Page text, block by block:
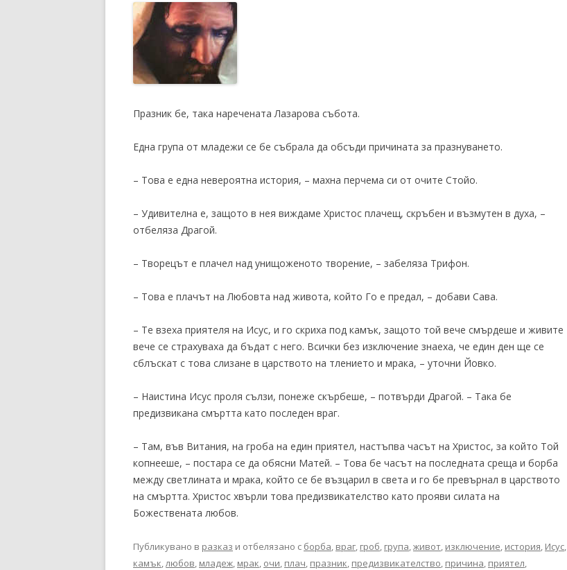
Празник бе, така наречената Лазарова събота.
Една група от младежи се бе събрала да обсъди причината за празнуването.
– Това е една невероятна история, – махна перчема си от очите Стойо.
– Удивителна е, защото в нея виждаме Христос плачещ, скръбен и възмутен в духа, –
отбеляза Драгой.
– Творецът е плачел над унищоженото творение, – забеляза Трифон.
– Това е плачът на Любовта над живота, който Го е предал, – добави Сава.
– Те взеха приятеля на Исус, и го скриха под камък, защото той вече смърдеше и живите
вече се страхуваха да бъдат с него. Всички без изключение знаеха, че един ден ще се
сблъскат с това слизане в царството на тлението и мрака, – уточни Йовко.
– Наистина Исус проля сълзи, понеже скърбеше, – потвърди Драгой. – Така бе
предизвикана смъртта като последен враг.
– Там, във Витания, на гроба на един приятел, настъпва часът на Христос, за който Той
копнееше, – постара се да обясни Матей. – Това бе часът на последната среща и борба
между светлината и мрака, който се бе възцарил в света и го бе превърнал в царството
на смъртта. Христос хвърли това предизвикателство като прояви силата на
Божествената любов.
Публикувано в разказ и отбелязано с борба, враг, гроб, група,живот, изключение, история, Исус,
камък,любов, младеж, мрак, очи, плач, празник, предизвикателство, причина, приятел,